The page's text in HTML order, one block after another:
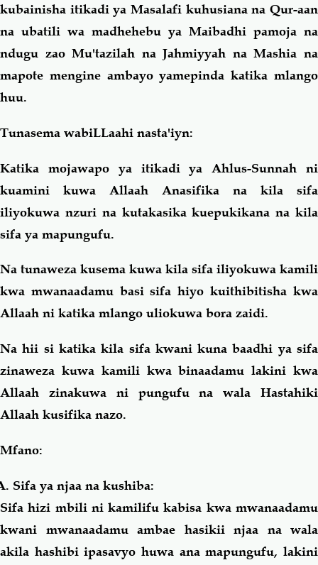
kubainisha itikadi ya Masalafi kuhusiana na Qur-aan
na ubatili wa madhehebu ya Maibadhi pamoja na
ndugu zao Mu'tazilah na Jahmiyyah na Mashia na
mapote mengine ambayo yamepinda katika mlango
huu.
Tunasema wabiLLaahi nasta'iyn:
Katika mojawapo ya itikadi ya Ahlus-Sunnah ni
kuamini kuwa Allaah Anasifika na kila sifa
iliyokuwa nzuri na kutakasika kuepukikana na kila
sifa ya mapungufu.
Na tunaweza kusema kuwa kila sifa iliyokuwa kamili
kwa mwanaadamu basi sifa hiyo kuithibitisha kwa
Allaah ni katika mlango uliokuwa bora zaidi.
Na hii si katika kila sifa kwani kuna baadhi ya sifa
zinaweza kuwa kamili kwa binaadamu lakini kwa
Allaah zinakuwa ni pungufu na wala Hastahiki
Allaah kusifika nazo.
Mfano:
Sifa ya njaa na kushiba:
Sifa hizi mbili ni kamilifu kabisa kwa mwanaadamu
kwani mwanaadamu ambae hasikii njaa na wala
akila hashibi ipasavyo huwa ana mapungufu, lakini